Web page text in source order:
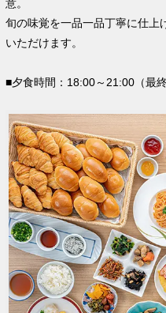
意。
旬の味覚を一品一品丁寧に仕上
いただけます。
■夕食時間：18:00～21:00（最